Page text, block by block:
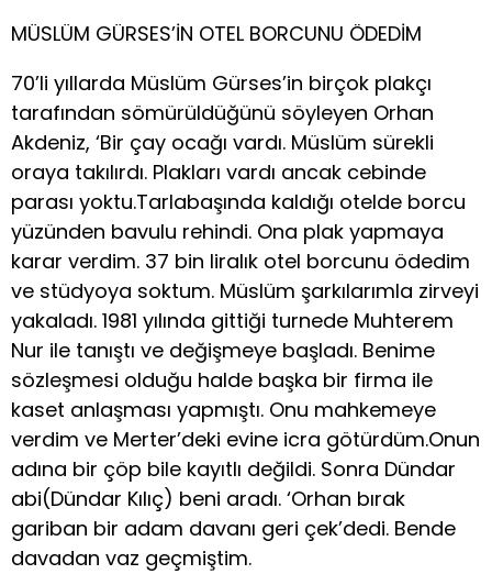
MÜSLÜM GÜRSES’İN OTEL BORCUNU ÖDEDİM
70’li yıllarda Müslüm Gürses’in birçok plakçı
tarafından sömürüldüğünü söyleyen Orhan
Akdeniz, ‘Bir çay ocağı vardı. Müslüm sürekli
oraya takılırdı. Plakları vardı ancak cebinde
parası yoktu.Tarlabaşında kaldığı otelde borcu
yüzünden bavulu rehindi. Ona plak yapmaya
karar verdim. 37 bin liralık otel borcunu ödedim
ve stüdyoya soktum. Müslüm şarkılarımla zirveyi
yakaladı. 1981 yılında gittiği turnede Muhterem
Nur ile tanıştı ve değişmeye başladı. Benime
sözleşmesi olduğu halde başka bir firma ile
kaset anlaşması yapmıştı. Onu mahkemeye
verdim ve Merter’deki evine icra götürdüm.Onun
adına bir çöp bile kayıtlı değildi. Sonra Dündar
abi(Dündar Kılıç) beni aradı. ‘Orhan bırak
gariban bir adam davanı geri çek’dedi. Bende
davadan vaz geçmiştim.